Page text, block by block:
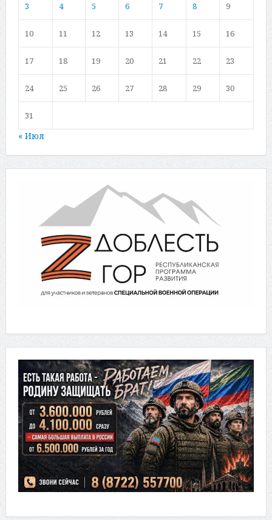
3 4 5 6 7 8 9
10 11 12 13 14 15 16
17 18 19 20 21 22 23
24 25 26 27 28 29 30
31
« Июл